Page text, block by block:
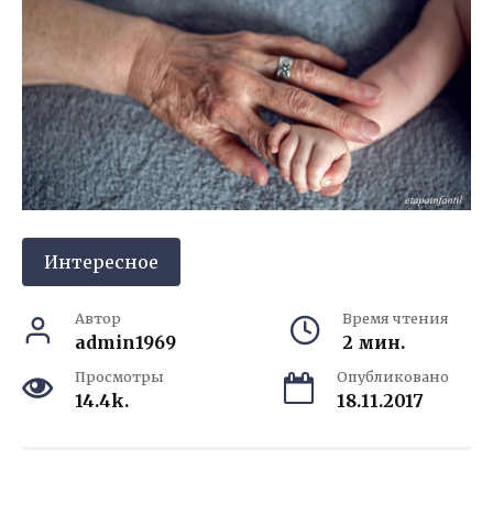
Интересное
Автор
admin1969
Время чтения
2 мин.
Просмотры
14.4k.
Опубликовано
18.11.2017